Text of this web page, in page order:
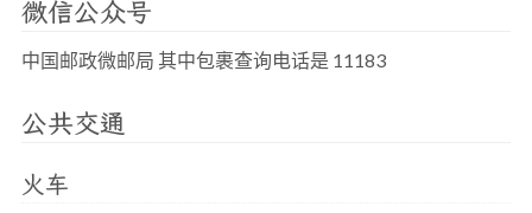
微信公众号
中国邮政微邮局 其中包裹查询电话是 11183
公共交通
火车